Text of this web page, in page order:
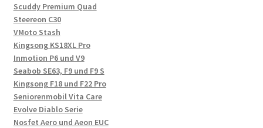
Scuddy Premium Quad
Steereon C30
VMoto Stash
Kingsong KS18XL Pro
Inmotion P6 und V9
Seabob SE63, F9 und F9 S
Kingsong F18 und F22 Pro
Seniorenmobil Vita Care
Evolve Diablo Serie
Nosfet Aero und Aeon EUC